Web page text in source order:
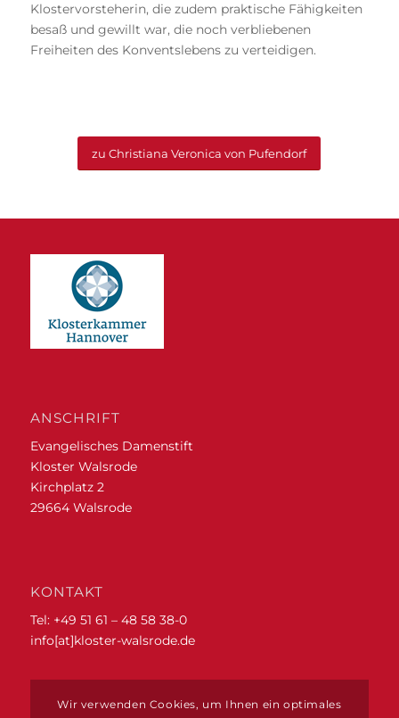
Klostervorsteherin, die zudem praktische Fähigkeiten
besaß und gewillt war, die noch verbliebenen
Freiheiten des Konventslebens zu verteidigen.
zu Christiana Veronica von Pufendorf
ANSCHRIFT
Evangelisches Damenstift
Kloster Walsrode
Kirchplatz 2
29664 Walsrode
KONTAKT
Tel: +49 51 61 – 48 58 38-0
info[at]kloster-walsrode.de
ZIMMERRESERVIERUNGEN
Wir verwenden Cookies, um Ihnen ein optimales